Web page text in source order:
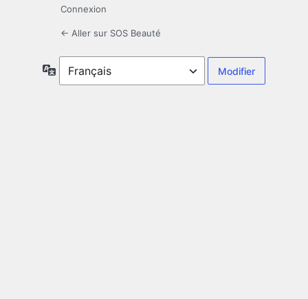
Connexion
← Aller sur SOS Beauté
Langue